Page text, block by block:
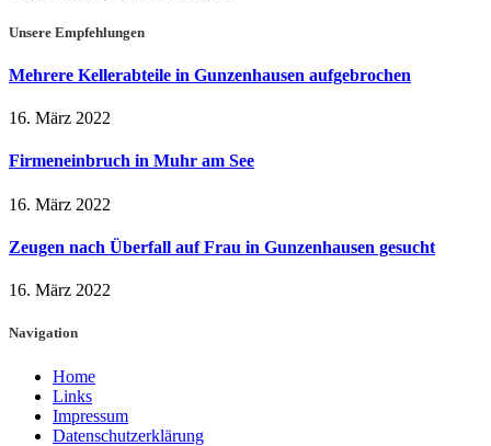
Unsere Empfehlungen
Mehrere Kellerabteile in Gunzenhausen aufgebrochen
16. März 2022
Firmeneinbruch in Muhr am See
16. März 2022
Zeugen nach Überfall auf Frau in Gunzenhausen gesucht
16. März 2022
Navigation
Home
Links
Impressum
Datenschutzerklärung